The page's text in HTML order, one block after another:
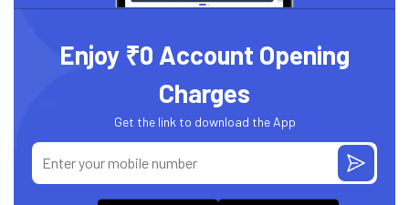
Enjoy ₹0 Account Opening
Charges
Get the link to download the App